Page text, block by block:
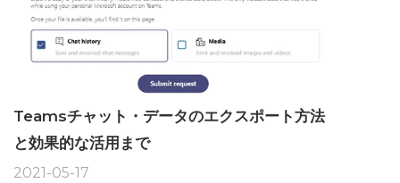
Teamsチャット・データのエクスポート方法
と効果的な活用まで
2021-05-17